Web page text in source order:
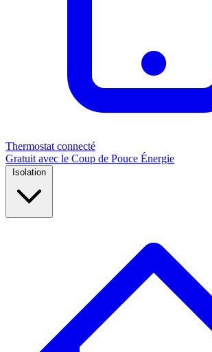
Thermostat connecté
Gratuit avec le Coup de Pouce Énergie